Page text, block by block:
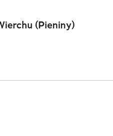
(Pieniny)